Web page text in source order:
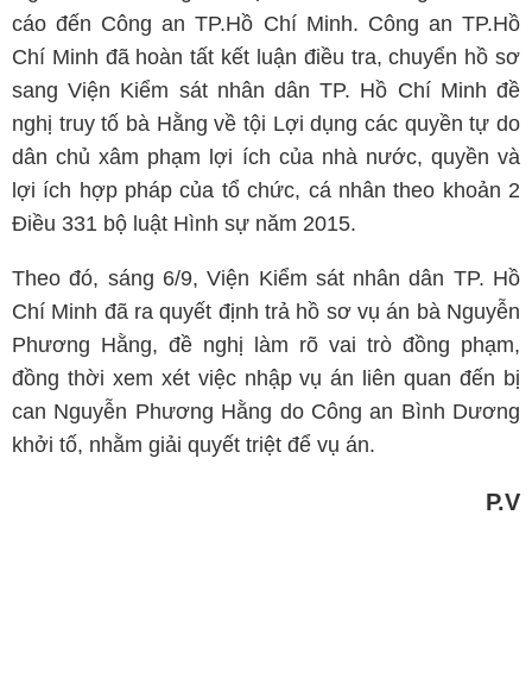
cáo đến Công an TP.Hồ Chí Minh. Công an TP.Hồ
Chí Minh đã hoàn tất kết luận điều tra, chuyển hồ sơ
sang Viện Kiểm sát nhân dân TP. Hồ Chí Minh đề
nghị truy tố bà Hằng về tội Lợi dụng các quyền tự do
dân chủ xâm phạm lợi ích của nhà nước, quyền và
lợi ích hợp pháp của tổ chức, cá nhân theo khoản 2
Điều 331 bộ luật Hình sự năm 2015.
Theo đó, sáng 6/9, Viện Kiểm sát nhân dân TP. Hồ
Chí Minh đã ra quyết định trả hồ sơ vụ án bà Nguyễn
Phương Hằng, đề nghị làm rõ vai trò đồng phạm,
đồng thời xem xét việc nhập vụ án liên quan đến bị
can Nguyễn Phương Hằng do Công an Bình Dương
khởi tố, nhằm giải quyết triệt để vụ án.
P.V